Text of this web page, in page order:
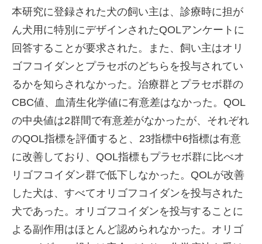
本研究に登録された犬の飼い主は、診療時に担が
ん犬用に特別にデザインされたQOLアンケートに
回答することが要求された。また、飼い主はオリ
ゴフコイダンとプラセボのどちらを投与されてい
るかを知らされなかった。治療群とプラセボ群の
CBC値、血清生化学値に有意差はなかった。QOL
の中央値は2群間で有意差がなかったが、それぞれ
のQOL指標を評価すると、23指標中6指標は有意
に改善しており、QOL指標もプラセボ群に比べオ
リゴフコイダン群で低下しなかった。QOLが改善
した犬は、すべてオリゴフコイダンを投与された
犬であった。オリゴフコイダンを投与することに
よる副作用はほとんど認められなかった。オリゴ